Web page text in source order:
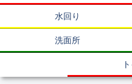
水回り
洗面所